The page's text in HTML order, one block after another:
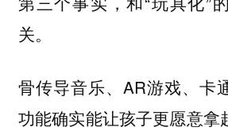
关。
骨传导音乐、AR游戏、
功能确实能让孩子更愿意拿